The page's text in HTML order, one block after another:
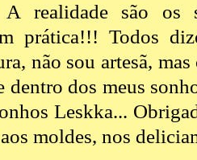
realidade são os
prática!!! Todos
não sou artesã,
dentro dos meus
Leskka...
moldes, nos